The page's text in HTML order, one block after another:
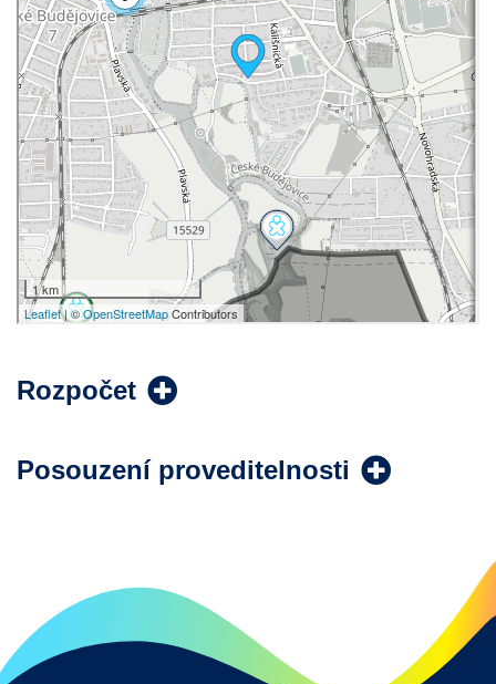
Rozpočet
Posouzení proveditelnosti